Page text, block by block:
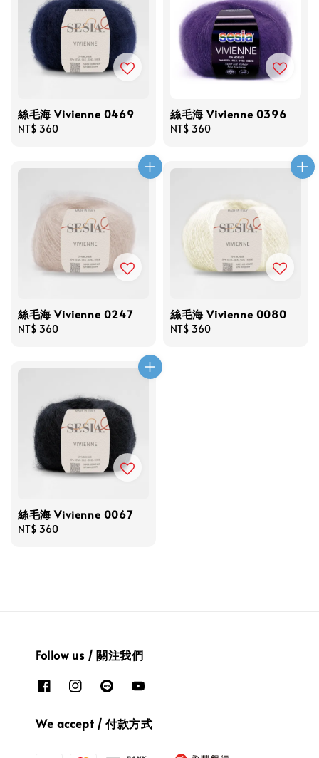
絲毛海 Vivienne 0469
Regular
NT$ 360
絲毛海 Vivienne 0396
Regular
NT$ 360
絲毛海 Vivienne 0247
Regular
NT$ 360
絲毛海 Vivienne 0080
Regular
NT$ 360
絲毛海 Vivienne 0067
Regular
NT$ 360
Follow us / 關注我們
We accept / 付款方式